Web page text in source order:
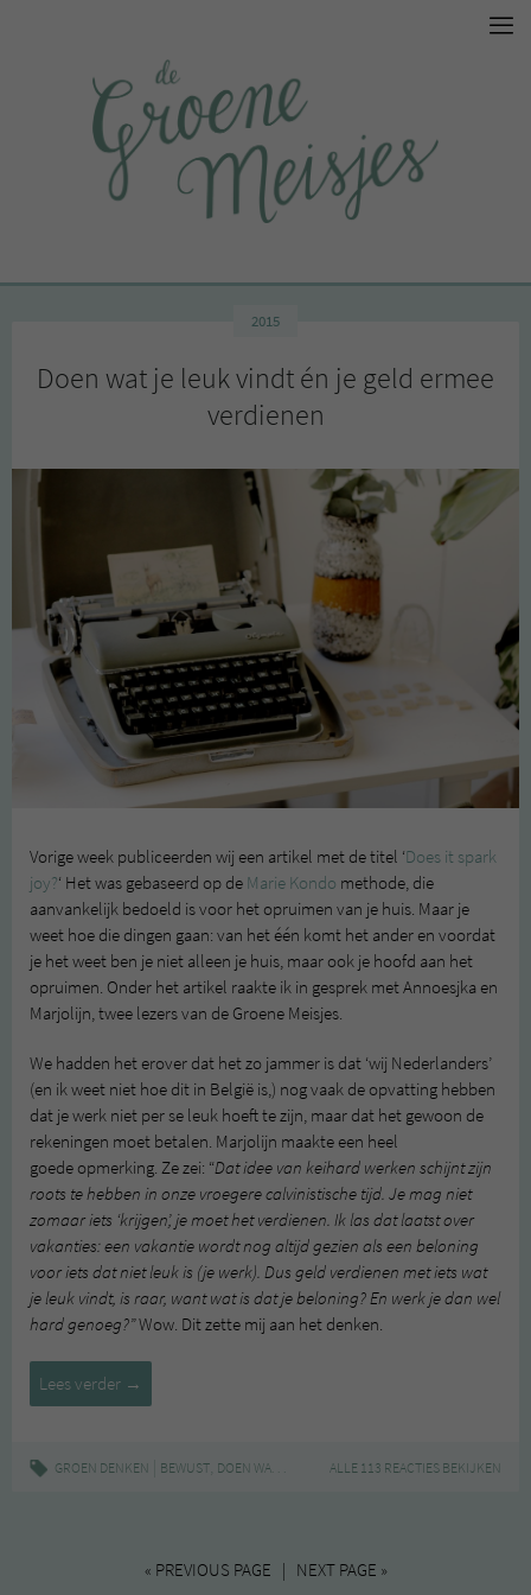
2015
Doen wat je leuk vindt én je geld ermee
verdienen
Vorige week publiceerden wij een artikel met de titel ‘Does it spark
joy?‘ Het was gebaseerd op de Marie Kondo methode, die
aanvankelijk bedoeld is voor het opruimen van je huis. Maar je
weet hoe die dingen gaan: van het één komt het ander en voordat
je het weet ben je niet alleen je huis, maar ook je hoofd aan het
opruimen. Onder het artikel raakte ik in gesprek met Annoesjka en
Marjolijn, twee lezers van de Groene Meisjes.
We hadden het erover dat het zo jammer is dat ‘wij Nederlanders’
(en ik weet niet hoe dit in België is,) nog vaak de opvatting hebben
dat je werk niet per se leuk hoeft te zijn, maar dat het gewoon de
rekeningen moet betalen. Marjolijn maakte een heel
goede opmerking. Ze zei: “Dat idee van keihard werken schijnt zijn
roots te hebben in onze vroegere calvinistische tijd. Je mag niet
zomaar iets ‘krijgen’, je moet het verdienen. Ik las dat laatst over
vakanties: een vakantie wordt nog altijd gezien als een beloning
voor iets dat niet leuk is (je werk). Dus geld verdienen met iets wat
je leuk vindt, is raar, want wat is dat je beloning? En werk je dan wel
hard genoeg?”Wow. Dit zette mij aan het denken.
Lees verder Doen
wat
leuk
geld
→
GROEN DENKEN BEWUST, DOEN WAT JE LEUK VINDT ,GELD VERDIENEN,
ALLE 113 REACTIES BEKIJKEN
« PREVIOUS PAGE | NEXT PAGE »